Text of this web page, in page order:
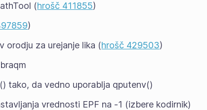
(hrošč 411855)
)
orodju za urejanje lika (hrošč 429503)
tako, da vedno uporablja qputenv()
vrednosti EPF na -1 (izbere kodirnik)